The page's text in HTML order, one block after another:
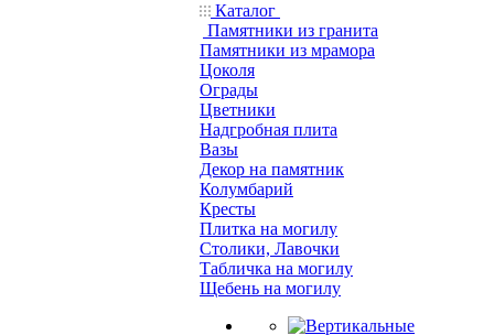
Каталог
Памятники из гранита
Памятники из мрамора
Цоколя
Ограды
Цветники
Надгробная плита
Вазы
Декор на памятник
Колумбарий
Кресты
Плитка на могилу
Столики, Лавочки
Табличка на могилу
Щебень на могилу